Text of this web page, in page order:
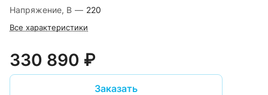
Напряжение, В — 220
Все характеристики
330 890 ₽
Заказать